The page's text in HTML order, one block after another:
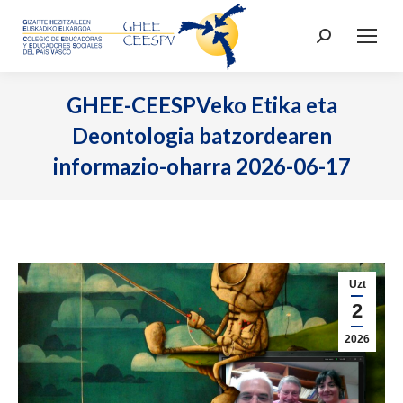
Search:
GHEE-CEESPVeko Etika eta
Deontologia batzordearen
informazio-oharra 2026-06-17
Uzt
2
2026